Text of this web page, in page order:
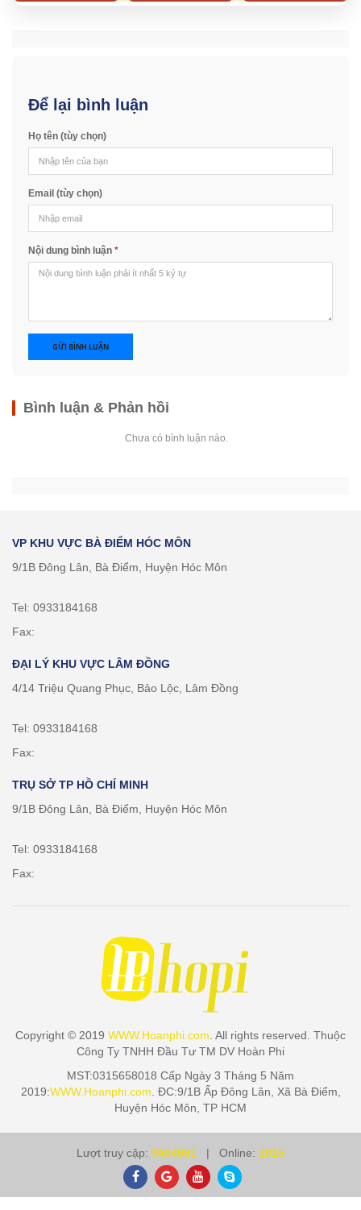
Để lại bình luận
Họ tên (tùy chọn)
Email (tùy chọn)
Nội dung bình luận *
GỬI BÌNH LUẬN
Bình luận & Phản hồi
Chưa có bình luận nào.
VP KHU VỰC BÀ ĐIỂM HÓC MÔN
9/1B Đông Lân, Bà Điểm, Huyện Hóc Môn
Tel: 0933184168
Fax:
ĐẠI LÝ KHU VỰC LÂM ĐỒNG
4/14 Triệu Quang Phục, Bảo Lộc, Lâm Đồng
Tel: 0933184168
Fax:
TRỤ SỞ TP HỒ CHÍ MINH
9/1B Đông Lân, Bà Điểm, Huyện Hóc Môn
Tel: 0933184168
Fax:
Copyright © 2019 WWW.Hoanphi.com. All rights reserved. Thuộc
Công Ty TNHH Đầu Tư TM DV Hoàn Phi
MST:0315658018 Cấp Ngày 3 Tháng 5 Năm
2019:WWW.Hoanphi.com. ĐC:9/1B Ấp Đông Lân, Xã Bà Điểm,
Huyện Hóc Môn, TP HCM
Lượt truy cập: 3404981 | Online: 1015